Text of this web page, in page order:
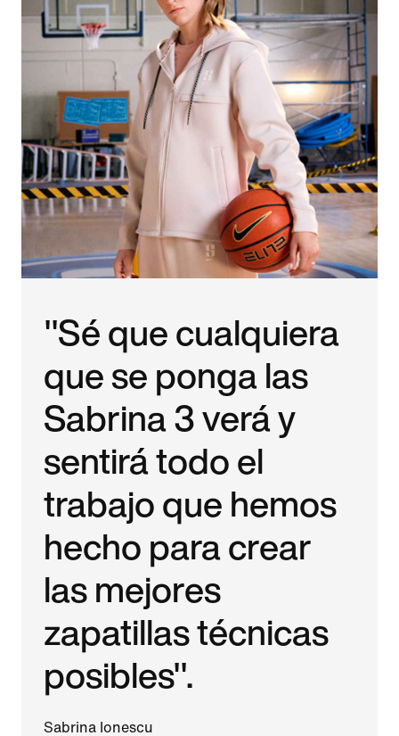
"Sé que cualquiera
que se ponga las
Sabrina 3 verá y
sentirá todo el
trabajo que hemos
hecho para crear
las mejores
zapatillas técnicas
posibles".
Sabrina Ionescu